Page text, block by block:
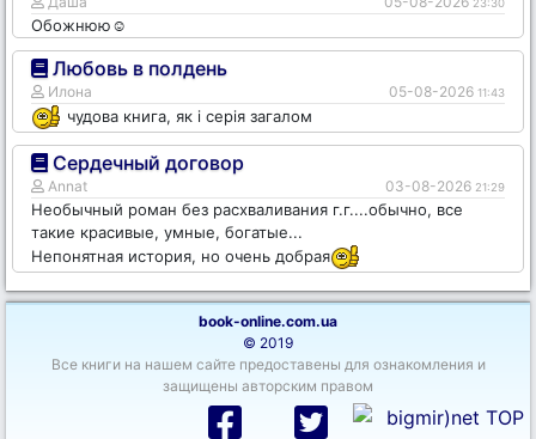
23:30
Обожнюю☺️
Любовь в полдень
Илона 05-08-2026 11:43
чудова книга, як і серія загалом
Сердечный договор
Annat 03-08-2026 21:29
Необычный роман без расхваливания г.г....обычно, все
такие красивые, умные, богатые...
Непонятная история, но очень добрая
book-online.com.ua
© 2019
Все книги на нашем сайте предоставены для ознакомления и
защищены авторским правом